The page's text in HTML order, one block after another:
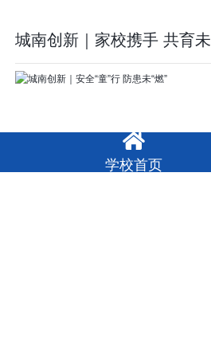
城南创新｜家校携手 共育

学校首页